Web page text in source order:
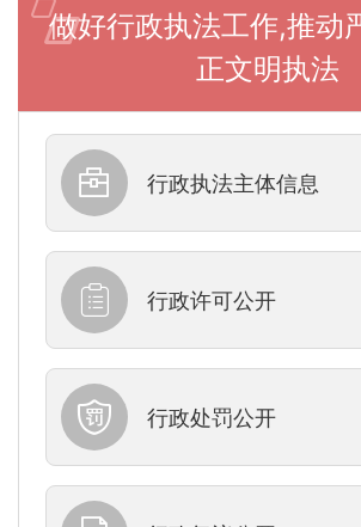
做好行政执法工作,推动
正文明执法
行政执法主体信息
行政许可公开
行政处罚公开